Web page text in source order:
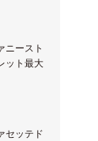
ニースト
ット最大
セッテド